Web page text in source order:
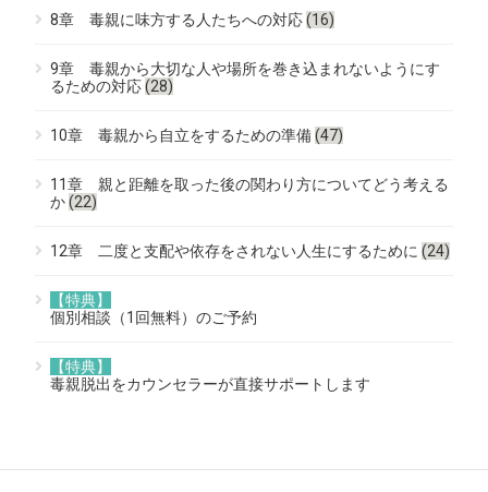
8章 毒親に味方する人たちへの対応(16)
9章 毒親から大切な人や場所を巻き込まれないようにす
るための対応(28)
10章 毒親から自立をするための準備(47)
11章 親と距離を取った後の関わり方についてどう考える
か(22)
12章 二度と支配や依存をされない人生にするために(24)
【特典】
個別相談（1回無料）のご予約
【特典】
毒親脱出をカウンセラーが直接サポートします